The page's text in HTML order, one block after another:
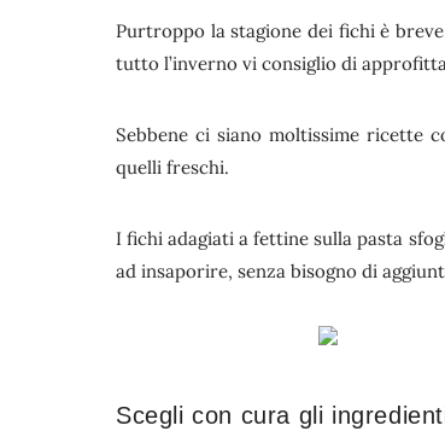
Purtroppo la stagione dei fichi è
tutto l’inverno vi consiglio di
Sebbene ci siano moltissime ricette
quelli freschi.
I fichi adagiati a fettine sulla pasta
ad insaporire, senza bisogno di
Scegli con cura gli